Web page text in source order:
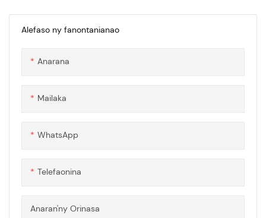
Alefaso ny fanontanianao
Anarana
Mailaka
WhatsApp
Telefaonina
Anaran'ny Orinasa
Matetika izy ireo no
fampiharana izay irina ny jiro
famantarana, ary fametrahana